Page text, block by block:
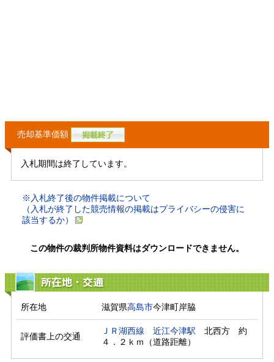
売却基準価額
入札期間は終了しています。
※入札終了後の物件掲載について
（入札が終了した競売情報の掲載はプライバシーの侵害に
該当するか）
この物件の裁判所物件資料はダウンロードできません。
所在地・交通
所在地 滋賀県高島市今津町岸脇
評価書上の交通
ＪＲ湖西線 近江今津駅 北西方　約
４．２ｋｍ（道路距離）